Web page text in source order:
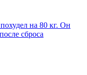
на 80 кг. Он
сброса